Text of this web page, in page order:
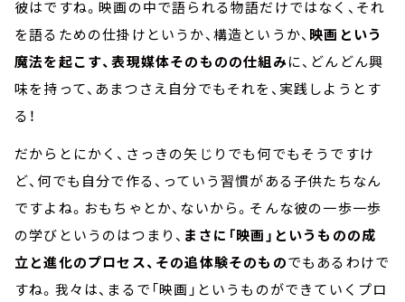
彼はですね。映画の中で語られる物語だけではなく、それ
を語るための仕掛けというか、構造というか、 映画という
魔法を起こす、表現媒体そのものの仕組みに、どんどん興
味を持って、あまつさえ自分でもそれを、実践しようとす
る！
だからとにかく、さっきの矢じりでも何でもそうですけ
ど、何でも自分で作る、っていう習慣がある子供たちなん
ですよね。おもちゃとか、ないから。そんな彼の一歩一歩
の学びというのはつまり、 まさに「映画」というものの成
立と進化のプロセス、その追体験そのものでもあるわけで
すね。我々は、まるで「映画」というものができていくプロ